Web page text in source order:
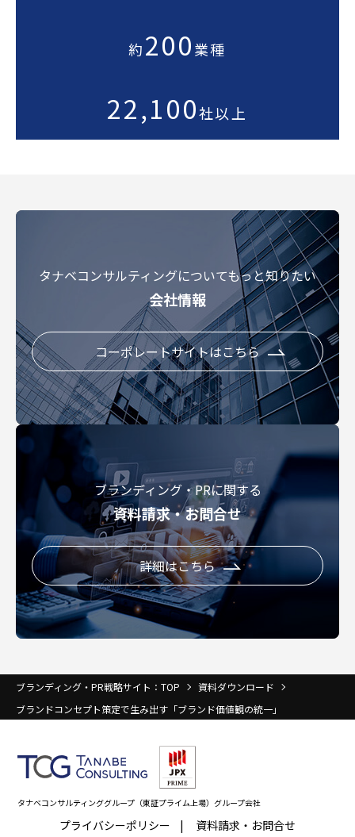
約200業種
22,100社以上
タナベコンサルティングについてもっと知りたい
会社情報
コーポレートサイトはこちら
ブランディング・PRに関する
資料請求・お問合せ
詳細はこちら
ブランディング・PR戦略サイト：TOP
資料ダウンロード
ブランドコンセプト策定で生み出す「ブランド価値観の統一」
タナベコンサルティンググループ（東証プライム上場）グループ会社
プライバシーポリシー 資料請求・お問合せ